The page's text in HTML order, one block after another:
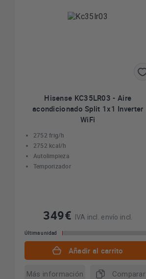
Hisense KC35LR03 - Aire
acondicionado Split 1x1 Inverter
WiFi
2752 frig/h
2752 kcal/h
Autolimpieza
Temporizador
349€ IVA incl. envío incl.
Última unidad
Añadir al carrito
Más información Comparar